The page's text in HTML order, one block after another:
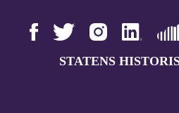
STATENS